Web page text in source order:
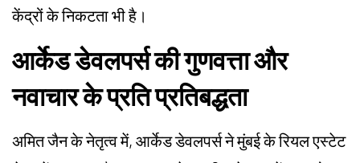
केंद्रों के निकटता भी है।
आर्केड डेवलपर्स की गुणवत्ता और
नवाचार के प्रति प्रतिबद्धता
अमित जैन के नेतृत्व में, आर्केड डेवलपर्स ने मुंबई के रियल एस्टेट